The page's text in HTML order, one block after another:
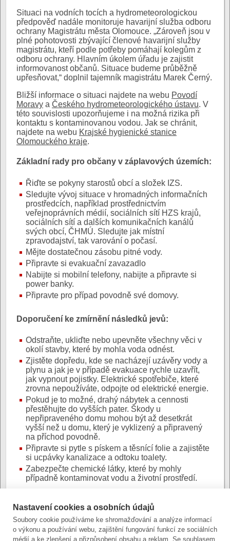
Situaci na vodních tocích a hydrometeorologickou
předpověď nadále monitoruje havarijní služba odboru
ochrany Magistrátu města Olomouce. „Zároveň jsou v
plné pohotovosti zbývající členové havarijní služby
magistrátu, kteří podle potřeby pomáhají kolegům z
odboru ochrany. Hlavním úkolem úřadu je zajistit
informovanost občanů. Situace budeme průběžně
upřesňovat,“ doplnil tajemník magistrátu Marek Černý.
Bližší informace o situaci najdete na webu Povodí
Moravy a Českého hydrometeorologického ústavu. V
této souvislosti upozorňujeme i na možná rizika při
kontaktu s kontaminovanou vodou. Jak se chránit,
najdete na webu Krajské hygienické stanice
Olomouckého kraje.
Základní rady pro občany v záplavových územích:
Řiďte se pokyny starostů obcí a složek IZS.
Sledujte vývoj situace v hromadných informačních
prostředcích, například prostřednictvím
veřejnoprávních médií, sociálních sítí HZS krajů,
sociálních sítí a dalších komunikačních kanálů
svých obcí, ČHMÚ. Sledujte jak místní
zpravodajství, tak varování o počasí.
Mějte dostatečnou zásobu pitné vody.
Připravte si evakuační zavazadlo
Nabijte si mobilní telefony, nabijte a připravte si
power banky.
Připravte pro případ povodně své domovy.
Doporučení ke zmírnění následků jevů:
Odstraňte, ukliďte nebo upevněte všechny věci v
okolí stavby, které by mohla voda odnést.
Zjistěte dopředu, kde se nacházejí uzávěry vody a
plynu a jak je v případě evakuace rychle uzavřít,
jak vypnout pojistky. Elektrické spotřebiče, které
zrovna nepoužíváte, odpojte od elektrické energie.
Pokud je to možné, drahý nábytek a cennosti
přestěhujte do vyšších pater. Škody u
nepřipraveného domu mohou být až desetkrát
vyšší než u domu, který je vyklizený a připravený
na příchod povodně.
Připravte si pytle s pískem a těsnící folie a zajistěte
si ucpávky kanalizace a odtoku toalety.
Zabezpečte chemické látky, které by mohly
případně kontaminovat vodu a životní prostředí.
Autor: Mgr. et Bc. Lenka Jedličková, Ph.D.|Poslední
Nastavení cookies a osobních údajů
Soubory cookie používáme ke shromažďování a analýze informací
o výkonu a používání webu, zajištění fungování funkcí ze sociálních
médií a ke zlepšení a přizpůsobení obsahu a reklam. Se souhlasem